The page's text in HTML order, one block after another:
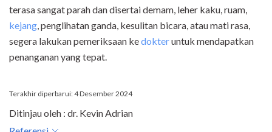
terasa sangat parah dan disertai demam, leher kaku, ruam,
kejang , penglihatan ganda, kesulitan bicara, atau mati rasa,
segera lakukan pemeriksaan kedokteruntuk mendapatkan
penanganan yang tepat.
Terakhir diperbarui: 4 Desember 2024